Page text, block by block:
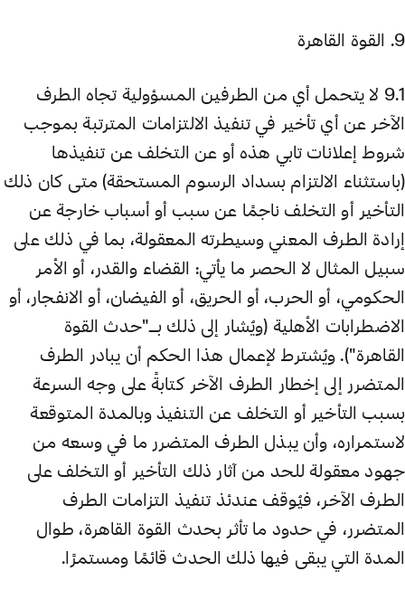
9. القوة القاهرة
9.1 لا يتحمل أي من الطرفين المسؤولية تجاه الطرف
الآخر عن أي تأخير في تنفيذ الالتزامات المترتبة بموجب
شروط إعلانات تابي هذه أو عن التخلف عن تنفيذها
(باستثناء الالتزام بسداد الرسوم المستحقة) متى كان ذلك
التأخير أو التخلف ناجمًا عن سبب أو أسباب خارجة عن
إرادة الطرف المعني وسيطرته المعقولة، بما في ذلك على
سبيل المثال لا الحصر ما يأتي: القضاء والقدر، أو الأمر
الحكومي، أو الحرب، أو الحريق، أو الفيضان، أو الانفجار، أو
الاضطرابات الأهلية (ويُشار إلى ذلك بـ"حدث القوة
القاهرة"). ويُشترط لإعمال هذا الحكم أن يبادر الطرف
المتضرر إلى إخطار الطرف الآخر كتابةً على وجه السرعة
بسبب التأخير أو التخلف عن التنفيذ وبالمدة المتوقعة
لاستمراره، وأن يبذل الطرف المتضرر ما في وسعه من
جهود معقولة للحد من آثار ذلك التأخير أو التخلف على
الطرف الآخر، فيُوقف عندئذ تنفيذ التزامات الطرف
المتضرر، في حدود ما تأثر بحدث القوة القاهرة، طوال
المدة التي يبقى فيها ذلك الحدث قائمًا ومستمرًا.